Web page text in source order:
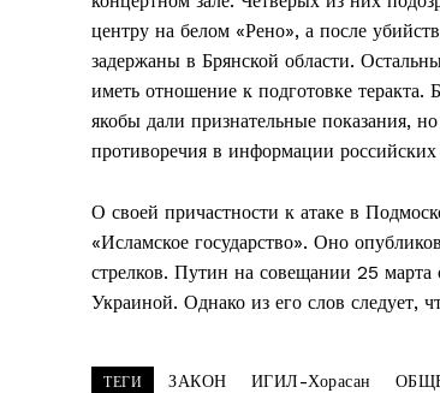
центру на белом «Рено», а после
задержаны в Брянской области.
иметь отношение к подготовке
якобы дали признательные показания,
противоречия в информации
О своей причастности к атаке в
«Исламское государство». Оно
стрелков. Путин на совещании 25
Украиной. Однако из его слов следует,
ТЕГИ ЗАКОН ИГИЛ-Хорасан